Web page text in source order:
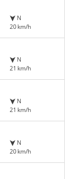
N
20 km/h
N
21 km/h
N
21 km/h
N
20 km/h